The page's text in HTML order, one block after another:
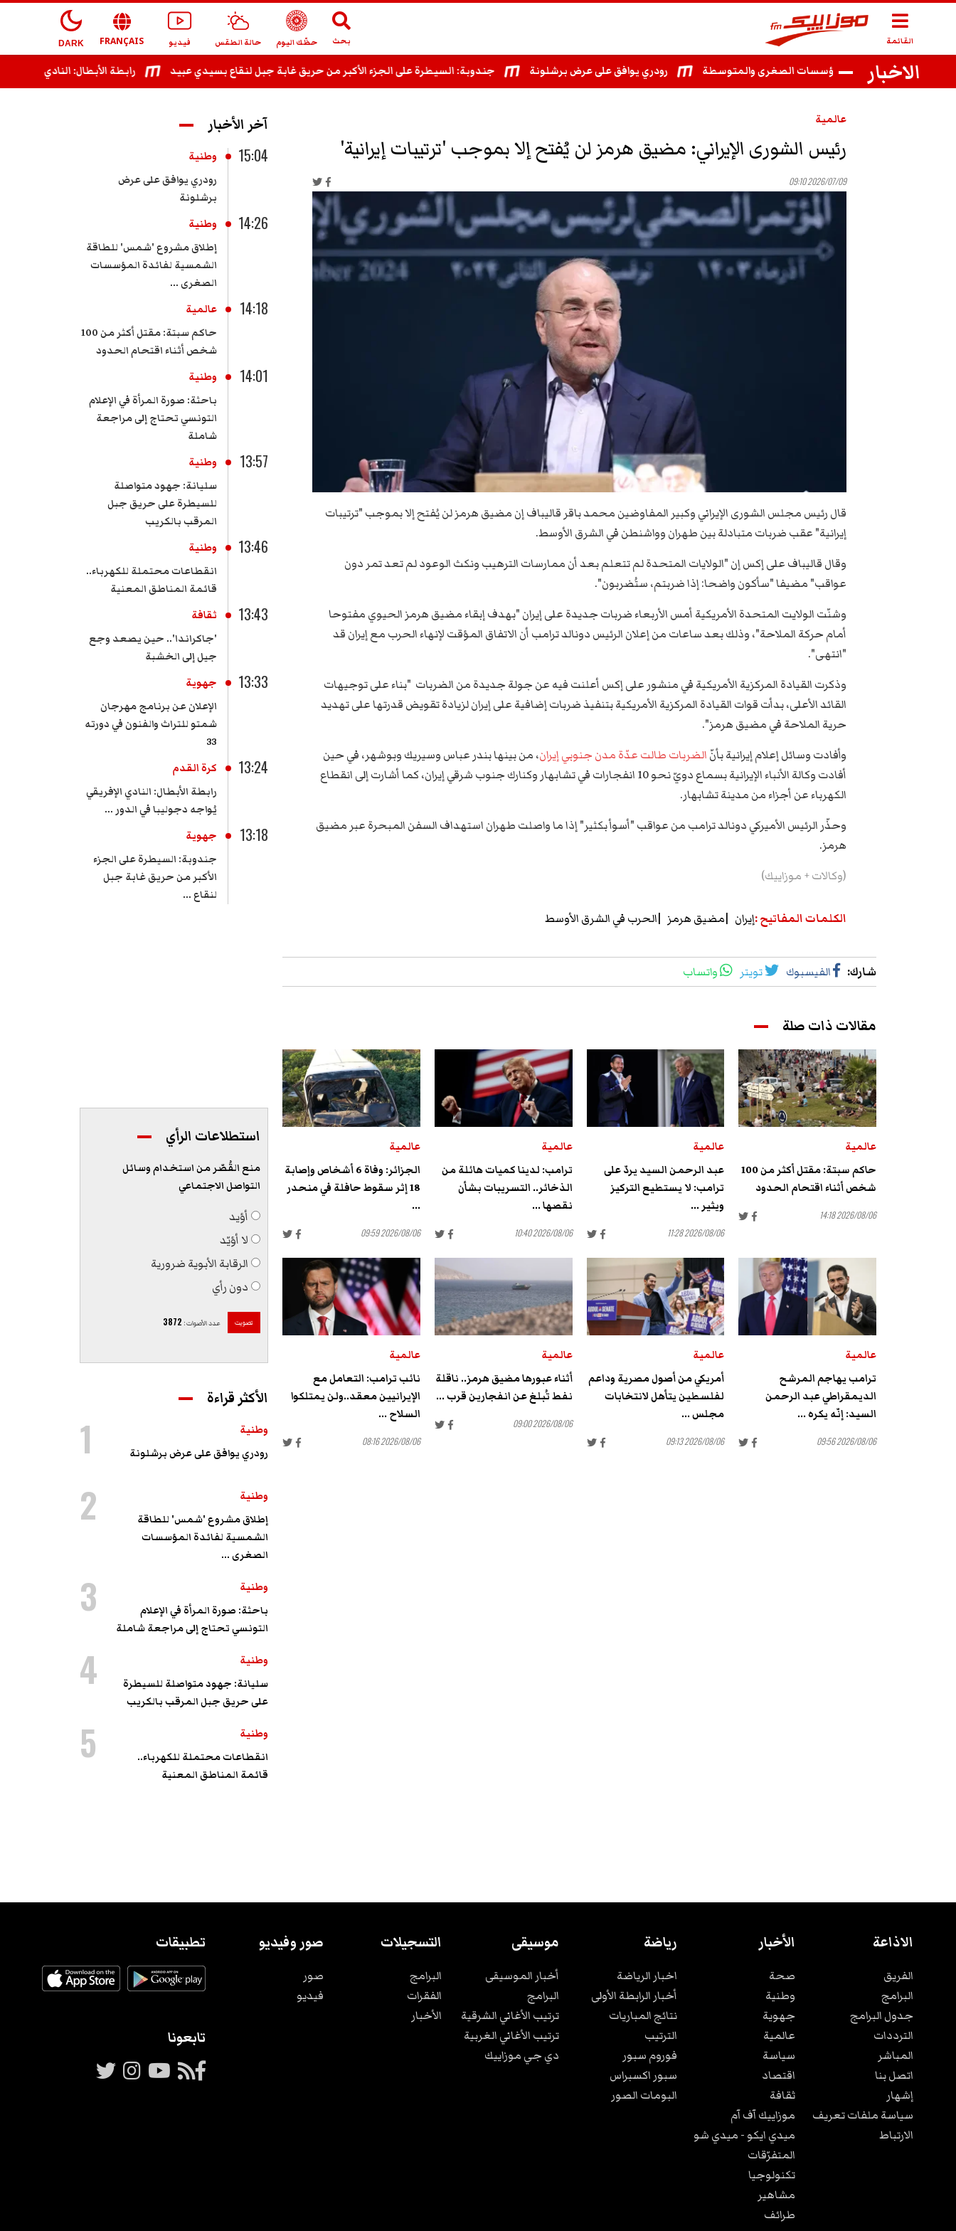
القائمة بحث حظّك اليوم حالة الطقس فيديو FRANÇAIS
DARK
الاخبار رابطة الأبطال: النادي الإفريقي جندوبة: السيطرة على الجزء الأكبر من حريق غابة جبل لنقاع بسيدي عبيد رودري يوافق على عرض برشلونة لفائدة المؤسسات الصغرى والمتوسطة
عالمية
رئيس الشورى الإيراني: مضيق هرمز لن يُفتح إلا بموجب 'ترتيبات إيرانية'
2026/07/09 09:10
قال رئيس مجلس الشورى الإيراني وكبير المفاوضين محمد باقر قاليباف إن مضيق هرمز لن يُفتح إلا بموجب "ترتيبات
إيرانية" عقب ضربات متبادلة بين طهران وواشنطن في الشرق الأوسط.
وقال قاليباف على إكس إن "الولايات المتحدة لم تتعلم بعد أن ممارسات الترهيب ونكث الوعود لم تعد تمر دون
عواقب" مضيفا "سأكون واضحا: إذا ضربتم، ستُضربون".
وشنّت الولايت المتحدة الأمريكية أمس الأربعاء ضربات جديدة على إيران "بهدف إبقاء مضيق هرمز الحيوي مفتوحا
أمام حركة الملاحة"، وذلك بعد ​ساعات من إعلان الرئيس دونالد ترامب أن الاتفاق المؤقت لإنهاء الحرب مع إيران ‌قد
"انتهى".
وذكرت القيادة المركزية ‌الأمريكية في منشور على إكس أعلنت فيه عن جولة جديدة من الضربات "بناء على توجيهات
القائد الأعلى، بدأت قوات القيادة المركزية الأمريكية بتنفيذ ضربات إضافية على إيران لزيادة تقويض قدرتها على تهديد
حرية الملاحة في مضيق هرمز".
وأفادت وسائل إعلام إيرانية بأنّ الضربات طالت عدّة مدن جنوبي إيران، من بينها بندر عباس وسيريك وبوشهر، في حين
أفادت وكالة الأنباء الإيرانية بسماع دويّ نحو 10 انفجارات في تشابهار وكنارك جنوب شرقي إيران، كما أشارت إلى انقطاع
الكهرباء عن أجزاء من مدينة تشابهار.
وحذّر الرئيس الأميركي دونالد ترامب من عواقب "أسوأ بكثير" إذا ما واصلت طهران استهداف السفن المبحرة عبر مضيق
هرمز.
(وكالات + موزاييك)
الكلمات المفاتيح:إيران مضيق هرمز الحرب في الشرق الأوسط
شارك: الفيسبوك تويتر واتساب
مقالات ذات صلة
عالمية
حاكم سبتة: مقتل أكثر من 100
شخص أثناء اقتحام الحدود
2026/08/06 14:18
عالمية
عبد الرحمن السيد يردّ على
ترامب: لا يستطيع التركيز
ويثير ...
2026/08/06 11:28
عالمية
ترامب: لدينا كميات هائلة من
الذخائر.. التسريبات بشأن
نقصها ...
2026/08/06 10:40
عالمية
الجزائر: وفاة 6 أشخاص وإصابة
18 إثر سقوط حافلة في منحدر
...
2026/08/06 09:59
عالمية
ترامب يهاجم المرشح
الديمقراطي عبد الرحمن
السيد: إنّه يكره ...
2026/08/06 09:56
عالمية
أمريكي من أصول مصرية وداعم
لفلسطين يتأهل لانتخابات
مجلس ...
2026/08/06 09:13
عالمية
أثناء عبورها مضيق هرمز.. ناقلة
نفط تُبلغ عن انفجارين قرب ...
2026/08/06 09:00
عالمية
نائب ترامب: التعامل مع
الإيرانيين معقد..ولن يمتلكوا
السلاح ...
2026/08/06 08:16
آخر الأخبار
15:04
وطنية
رودري يوافق على عرض
برشلونة
14:26
وطنية
إطلاق مشروع 'شمس' للطاقة
الشمسية لفائدة المؤسسات
الصغرى ...
14:18
عالمية
حاكم سبتة: مقتل أكثر من 100
شخص أثناء اقتحام الحدود
14:01
وطنية
باحثة: صورة المرأة في الإعلام
التونسي تحتاج إلى مراجعة
شاملة
13:57
وطنية
سليانة: جهود متواصلة
للسيطرة على حريق جبل
المرقب بالكريب
13:46
وطنية
انقطاعات محتملة للكهرباء..
قائمة المناطق المعنية
13:43
ثقافة
'جاكراندا'.. حين يصعد وجع
جيل إلى الخشبة
13:33
جهوية
الإعلان عن برنامج مهرجان
شمتو للتراث والفنون في دورته
33
13:24
كرة القدم
رابطة الأبطال: النادي الإفريقي
يُواجه دجوليبا في الدور ...
13:18
جهوية
جندوبة: السيطرة على الجزء
الأكبر من حريق غابة جبل
لنقاع ...
استطلاعات الرأي
منع القُصّر من استخدام وسائل
التواصل الاجتماعي
أؤيد
لا أؤيّد
الرقابة الأبوية ضرورية
دون رأي
تصويت عدد الأصوات:
3872
الأكثر قراءة
وطنية
رودري يوافق على عرض برشلونة
1
وطنية
إطلاق مشروع 'شمس' للطاقة
الشمسية لفائدة المؤسسات
الصغرى ...
2
وطنية
باحثة: صورة المرأة في الإعلام
التونسي تحتاج إلى مراجعة شاملة
3
وطنية
سليانة: جهود متواصلة للسيطرة
على حريق جبل المرقب بالكريب
4
وطنية
انقطاعات محتملة للكهرباء..
قائمة المناطق المعنية
5
الاذاعة
الفريق
البرامج
جدول البرامج
الترددات
المباشر
اتصل بنا
إشهار
سياسة ملفات تعريف
الارتباط
الأخبار
صحة
وطنية
جهوية
عالمية
سياسة
اقتصاد
ثقافة
موزاييك آف آم
ميدي ايكو - ميدي شو
المتفرّقات
تكنولوجيا
مشاهير
طرائف
رياضة
اخبار الرياضة
أخبار الرابطة الأولى
نتائج المباريات
الترتيب
فوروم سبور
سبور اكسبراس
البومات الصور
موسيقى
أخبار الموسيقى
البرامج
ترتيب الأغاني الشرقية
ترتيب الأغاني الغربية
دي جي موزاييك
التسجيلات
البرامج
الفقرات
الأخبار
صور وفيديو
صور
فيديو
تطبيقات
تابعونا